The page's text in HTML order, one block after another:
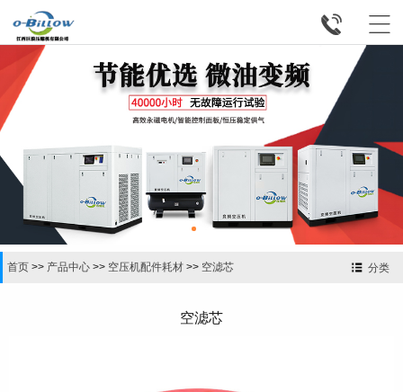


分类
首页 >> 产品中心 >> 空压机配件耗材 >> 空滤芯
空滤芯